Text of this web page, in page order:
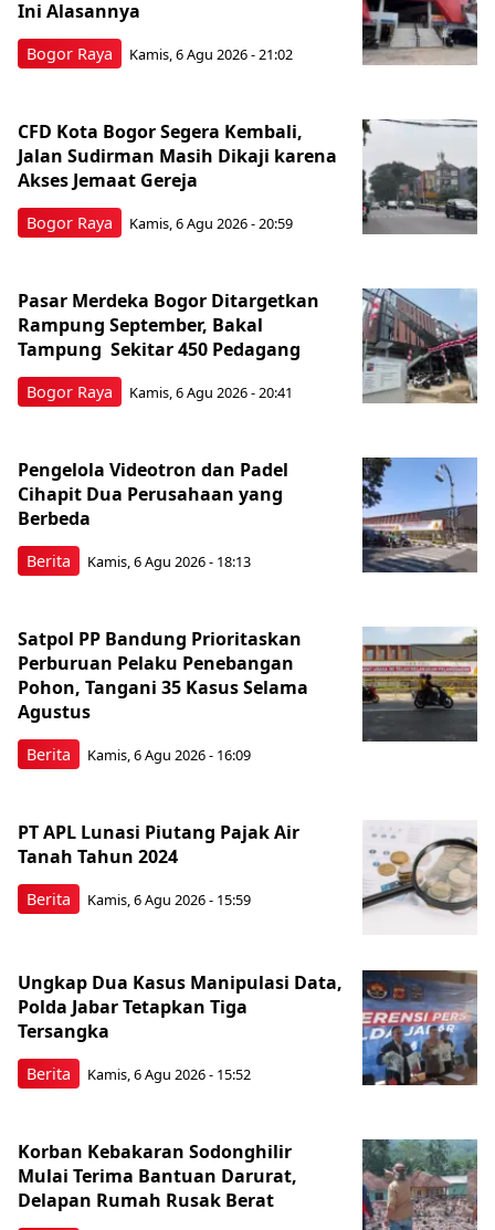
Bogor Raya
Ini Alasannya
Kamis, 6 Agu 2026 - 21:02
Bogor Raya
CFD Kota Bogor Segera Kembali,
Jalan Sudirman Masih Dikaji karena
Akses Jemaat Gereja
Kamis, 6 Agu 2026 - 20:59
Bogor Raya
Pasar Merdeka Bogor Ditargetkan
Rampung September, Bakal
Tampung Sekitar 450 Pedagang
Kamis, 6 Agu 2026 - 20:41
Berita
Pengelola Videotron dan Padel
Cihapit Dua Perusahaan yang
Berbeda
Kamis, 6 Agu 2026 - 18:13
Berita
Satpol PP Bandung Prioritaskan
Perburuan Pelaku Penebangan
Pohon, Tangani 35 Kasus Selama
Agustus
Kamis, 6 Agu 2026 - 16:09
Berita
PT APL Lunasi Piutang Pajak Air
Tanah Tahun 2024
Kamis, 6 Agu 2026 - 15:59
Berita
Ungkap Dua Kasus Manipulasi Data,
Polda Jabar Tetapkan Tiga
Tersangka
Kamis, 6 Agu 2026 - 15:52
Korban Kebakaran Sodonghilir
Mulai Terima Bantuan Darurat,
Delapan Rumah Rusak Berat